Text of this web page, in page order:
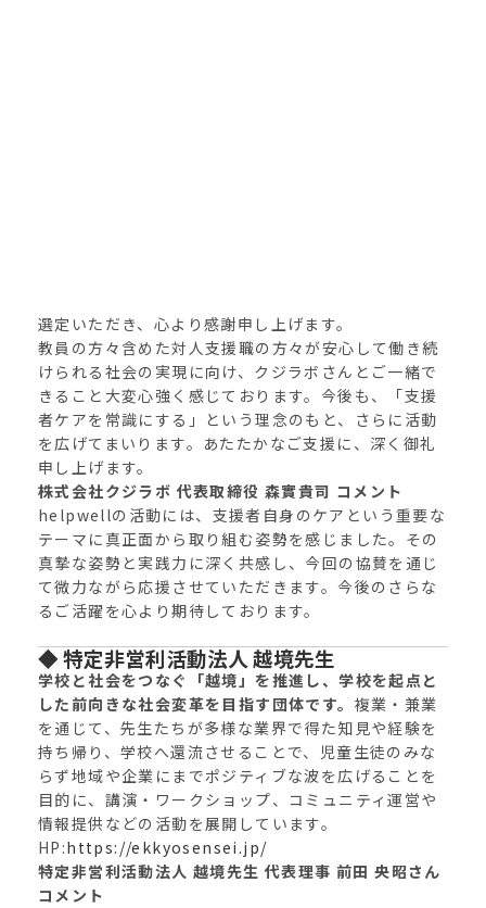
選定いただき、心より感謝申し上げます。
教員の方々含めた対人支援職の方々が安心して働き続
けられる社会の実現に向け、クジラボさんとご一緒で
きること大変心強く感じております。今後も、「支援
者ケアを常識にする」という理念のもと、さらに活動
を広げてまいります。あたたかなご支援に、深く御礼
申し上げます。
株式会社クジラボ 代表取締役 森實貴司 コメント
helpwellの活動には、支援者自身のケアという重要な
テーマに真正面から取り組む姿勢を感じました。その
真摯な姿勢と実践力に深く共感し、今回の協賛を通じ
て微力ながら応援させていただきます。今後のさらな
るご活躍を心より期待しております。
◆ 特定非営利活動法人 越境先生
学校と社会をつなぐ「越境」を推進し、学校を起点と
した前向きな社会変革を目指す団体です。 複業・兼業
を通じて、先生たちが多様な業界で得た知見や経験を
持ち帰り、学校へ還流させることで、児童生徒のみな
らず地域や企業にまでポジティブな波を広げることを
目的に、講演・ワークショップ、コミュニティ運営や
情報提供などの活動を展開しています。
HP:https://ekkyosensei.jp/
特定非営利活動法人 越境先生 代表理事 前田 央昭さん
コメント